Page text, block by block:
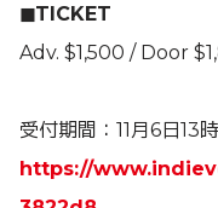
◼TICKET
Adv. $1,500 / Door
受付期間：11月6日13
https://